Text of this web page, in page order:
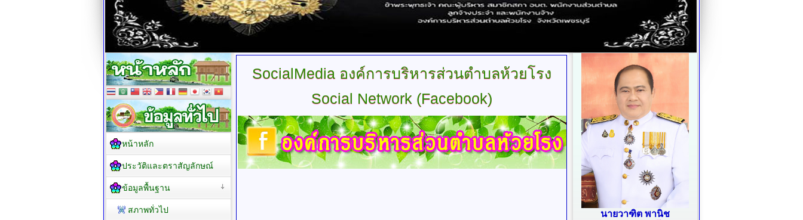
SocialMediaองค์การบริหารส่วนตำบลห้วยโรง
Social Network (Facebook)
หน้าหลัก
ประวัติและตราสัญลักษณ์
ข้อมูลพื้นฐาน
สภาพทั่วไป
นายวาฑิต พานิช